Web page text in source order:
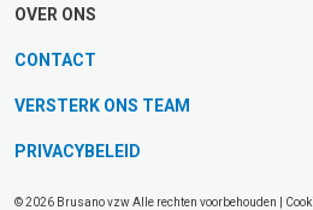
OVER ONS
CONTACT
VERSTERK ONS TEAM
PRIVACYBELEID
© 2026 Brusano vzw Alle rechten voorbehouden |